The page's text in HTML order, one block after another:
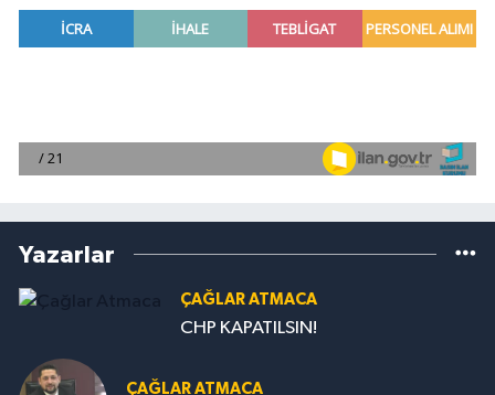
Yazarlar
ÇAĞLAR ATMACA
CHP KAPATILSIN!
ÇAĞLAR ATMACA